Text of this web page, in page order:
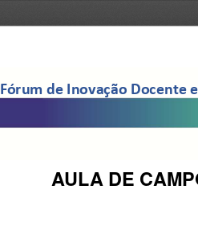
Fórum de Inovação Docente
AULA DE